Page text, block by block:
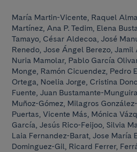
María Martin-Vicente, Raquel
Martínez, Ana P. Tedim, Elena
Tamayo, César Aldecoa, José
Renedo, Jose Ángel Berezo, Jamil
Nuria Mamolar, Pablo García
Monge, Ramón Cicuendez, Pedro
Ortega, Noelia Jorge, Cristina
Fuente, Juan Bustamante-
Muñoz-Gómez, Milagros
Puertas, Vicente Más, Mónica
García, Jesús Rico-Feijoo, Silvia
Laia Fernandez-Barat, Jose María
Dominguez-Gil, Ricard Ferrer,